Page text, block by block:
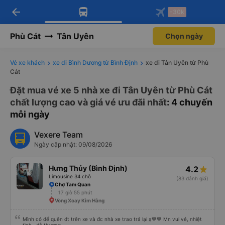
Tải app Vexere ngay!
Nhận ưu đãi thành viên độc
Mở app
Tải app Vexere
-30k/ghế khi đặt vé máy bay qua
Mở app
arrow_back -30k
Phù Cát Tân Uyên Chọn ngày
Vé xe khách xe đi Bình Dương từ Bình Định
xe đi Tân Uyên từ Phù
Cát
Đặt mua vé xe 5 nhà xe đi Tân Uyên từ Phù Cát
chất lượng cao và giá vé ưu đãi nhất: 4 chuyến
mỗi ngày
Vexere Team
Ngày cập nhật: 09/08/2026
Hưng Thủy (Bình Định)
Limousine 34 chỗ
4.2
(83 đánh giá)
Chợ Tam Quan
17 giờ 55 phút
Vòng Xoay Kim Hằng
Mình có để quên đt trên xe và đc nhà xe trao trả lại ạ💙💙 Mn vui vẻ, nhiệt